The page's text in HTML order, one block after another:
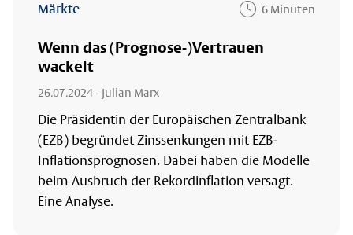
Märkte 6 Minuten
Wenn das (Prognose-)Vertrauen
wackelt
26.07.2024- Julian Marx
Die Präsidentin der Europäischen Zentralbank
(EZB) begründet Zinssenkungen mit EZB-
Inflationsprognosen. Dabei haben die Modelle
beim Ausbruch der Rekordinflation versagt.
Eine Analyse.